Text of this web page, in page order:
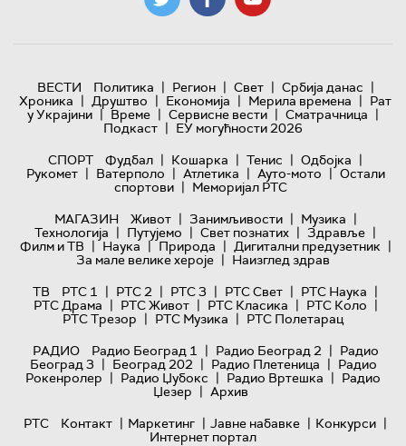
ВЕСТИ Политика | Регион | Свет | Србија данас |
Хроника | Друштво | Економија | Мерила времена | Рат
у Украјини | Време | Сервисне вести | Сматрачница |
Подкаст | ЕУ могућности 2026
СПОРТ
Фудбал | Кошарка | Тенис | Одбојка |
Рукомет | Ватерполо | Атлетика | Ауто-мото | Остали
спортови | Меморијал РТС
МАГАЗИН
Живот | Занимљивости | Музика |
Технологијa | Путујемо | Свет познатих | Здравље |
Филм и ТВ | Наука | Природа | Дигитални предузетник |
За мале велике хероје | Наизглед здрав
ТВ
РТС 1 | РТС 2 | РТС 3 | РТС Свет | РТС Наука |
РТС Драма | РТС Живот | РТС Класика | РТС Коло |
РТС Трезор | РТС Музика | РТС Полетарац
РАДИО
Радио Београд 1 | Радио Београд 2 | Радио
Београд 3 | Београд 202 | Радио Плетеница | Радио
Рокенролер | Радио Џубокс | Радио Вртешка | Радио
Џезер | Архив
РТС
Контакт | Маркетинг | Јавне набавке | Конкурси |
Интернет портал